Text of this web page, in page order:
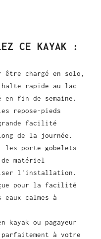
CE KAYAK :
être chargé en solo,
rapide au lac
en fin de semaine.
repose-pieds
facilité
de la journée.
les porte-gobelets
matériel
l'installation.
pour la facilité
calmes à
kayak ou pagayeur
à votre